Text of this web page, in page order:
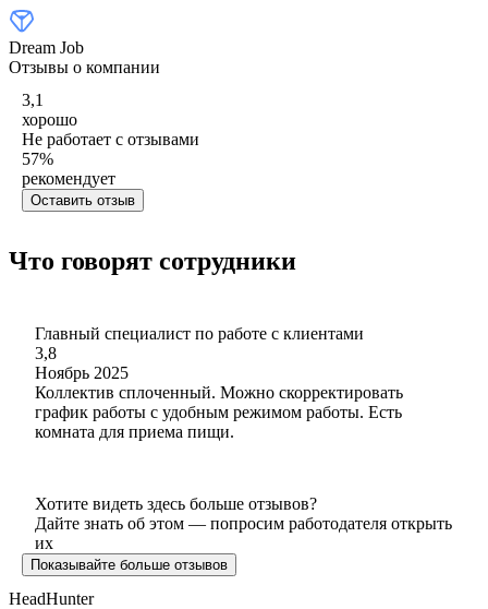
Dream Job
Отзывы о компании
3,1
хорошо
Не работает с отзывами
57%
рекомендует
Оставить отзыв
Что говорят сотрудники
Главный специалист по работе с клиентами
3,8
Ноябрь 2025
Коллектив сплоченный. Можно скорректировать
график работы с удобным режимом работы. Есть
комната для приема пищи.
Хотите видеть здесь больше отзывов?
Дайте знать об этом — попросим работодателя открыть
их
Показывайте больше отзывов
HeadHunter